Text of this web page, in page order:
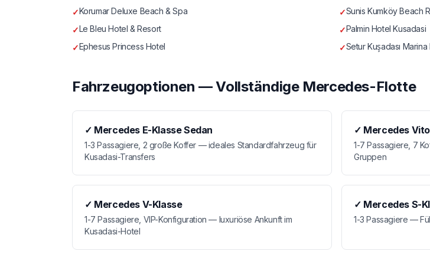
✓Korumar Deluxe Beach & Spa ✓Sunis Kumköy Beach
✓Le Bleu Hotel & Resort ✓Palmin Hotel Kusadasi
✓Ephesus Princess Hotel ✓Setur Kuşadası Marina
Fahrzeugoptionen — Vollständige Mercedes-Flotte
✓ Mercedes E-Klasse Sedan
1-3 Passagiere, 2 große Koffer — ideales Standardfahrzeug für
Kusadasi-Transfers
✓ Mercedes Vito
1-7 Passagiere, 7
Gruppen
✓ Mercedes V-Klasse
1-7 Passagiere, VIP-Konfiguration — luxuriöse Ankunft im
Kusadasi-Hotel
✓ Mercedes S-
1-3 Passagiere —